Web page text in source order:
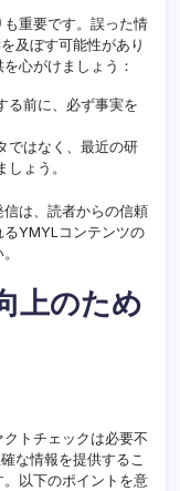
重要です。誤った情
及ぼす可能性があり
心がけましょう：
る前に、必ず事実を
ではなく、最近の研
ょう。
は、読者からの信頼
YMYLコンテンツの
上のため
トチェックは必要不
な情報を提供するこ
以下のポイントを意